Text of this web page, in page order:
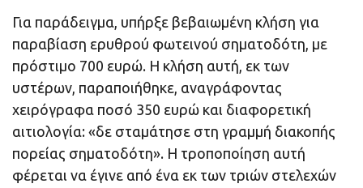
Για παράδειγμα, υπήρξε βεβαιωμένη κλήση για
παραβίαση ερυθρού φωτεινού σηματοδότη, με
πρόστιμο 700 ευρώ. Η κλήση αυτή, εκ των
υστέρων, παραποιήθηκε, αναγράφοντας
χειρόγραφα ποσό 350 ευρώ και διαφορετική
αιτιολογία: «δε σταμάτησε στη γραμμή διακοπής
πορείας σηματοδότη». Η τροποποίηση αυτή
φέρεται να έγινε από ένα εκ των τριών στελεχών